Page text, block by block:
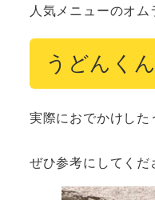
人気メニューのオ
うどんく
実際におでかけした
ぜひ参考にしてくだ